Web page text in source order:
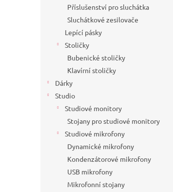
Příslušenství pro sluchátka
Sluchátkové zesilovače
Lepící pásky
Stoličky
Bubenické stoličky
Klavírní stoličky
Dárky
Studio
Studiové monitory
Stojany pro studiové monitory
Studiové mikrofony
Dynamické mikrofony
Kondenzátorové mikrofony
USB mikrofony
Mikrofonní stojany